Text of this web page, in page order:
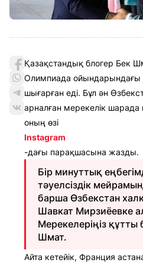
Қазақстандық блогер Бек
Олимпиада ойындарындағы
шығарған еді. Бұл ән
арналған мерекелік
оның өзі
Instagram
-дағы парақшасына жазды.
Бір минуттық
тәуелсіздік
барша Өзбекстан
Шавкат Мирзиёевке
Мерекелеріңіз құтты
Шмат.
Айта кетейік, Франция